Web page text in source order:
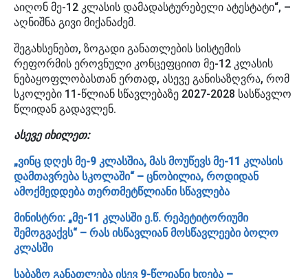
აიღონ მე-12 კლასის დამადასტურებელი ატესტატი“, –
აღნიშნა გივი მიქანაძემ.
შეგახსენებთ, ზოგადი განათლების სისტემის
რეფორმის ეროვნული კონცეფციით მე-12 კლასის
ნებაყოფლობასთან ერთად, ასევე განისაზღვრა, რომ
სკოლები 11-წლიან სწავლებაზე 2027-2028 სასწავლო
წლიდან გადავლენ.
ასევე იხილეთ:
„ვინც დღეს მე-9 კლასშია, მას მოუწევს მე-11 კლასის
დამთავრება სკოლაში“ – ცნობილია, როდიდან
ამოქმედდება თერთმეტწლიანი სწავლება
მინისტრი: „მე-11 კლასში ე.წ. რეპეტიტორიუმი
შემოგვაქვს“ – რას ისწავლიან მოსწავლეები ბოლო
კლასში
საბაზო განათლება ისევ 9-წლიანი ხდება –